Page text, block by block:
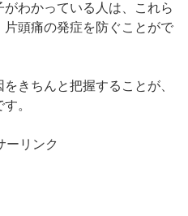
わかっている人は、これら
頭痛の発症を防ぐことがで
きちんと把握することが、
。
ーリンク